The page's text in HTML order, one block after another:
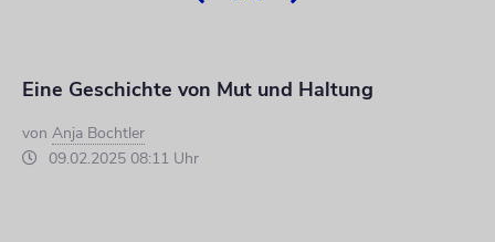
Eine Geschichte von Mut und Haltung
von Anja Bochtler
09.02.2025 08:11 Uhr